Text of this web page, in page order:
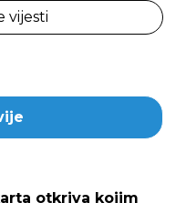
vijesti
otkriva kojim